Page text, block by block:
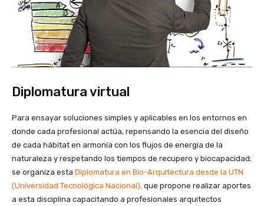
Diplomatura virtual
Para ensayar soluciones simples y aplicables en los entornos en
donde cada profesional actúa, repensando la esencia del diseño
de cada hábitat en armonía con los flujos de energía de la
naturaleza y respetando los tiempos de recupero y biocapacidad;
se organiza esta Diplomatura en Bio-Arquitectura desde la UTN
(Universidad Tecnológica Nacional), que propone realizar aportes
a esta disciplina capacitando a profesionales arquitectos